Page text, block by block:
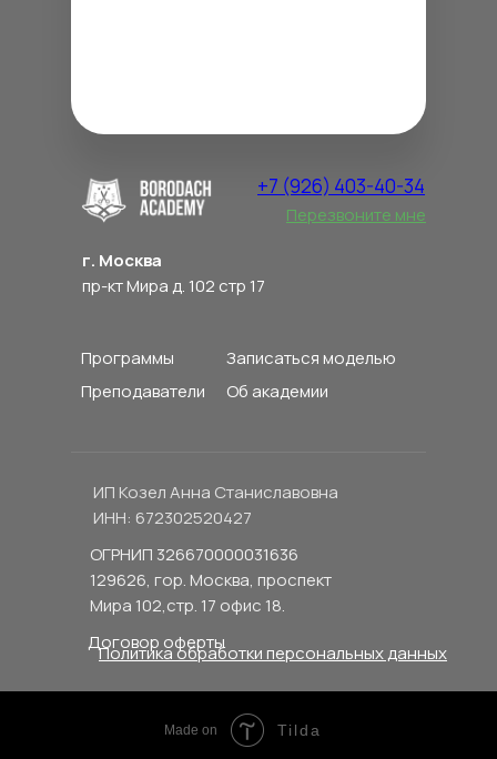
Программы
Преподаватели
Записаться моделью
Об академии
Перезвоните мне
+7 (926) 403-40-34
г. Москва
пр-кт Мира д. 102 стр 17
ИП Козел Анна Станиславовна
ИНН: 672302520427
ОГРНИП 326670000031636
129626, гор. Москва, проспект
Мира 102,стр. 17 офис 18.
Договор оферты
Политика обработки персональных данных
Made on Tilda